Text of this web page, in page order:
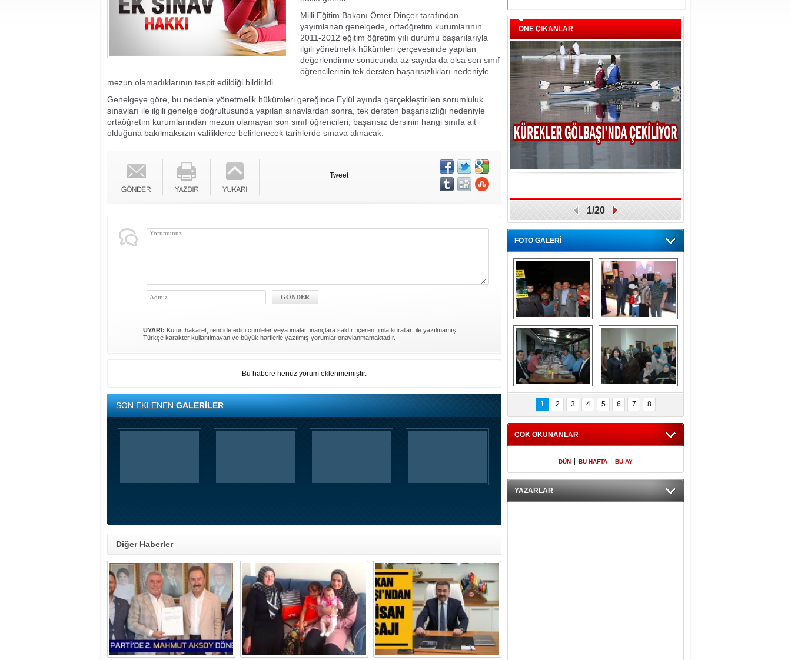
Milli Eğitim Bakanı Ömer Dinçer tarafından
yayımlanan genelgede, ortaöğretim kurumlarının
2011-2012 eğitim öğretim yılı durumu başarılarıyla
ilgili yönetmelik hükümleri çerçevesinde yapılan
değerlendirme sonucunda az sayıda da olsa son sınıf
öğrencilerinin tek dersten başarısızlıkları nedeniyle
mezun olamadıklarının tespit edildiği bildirildi.
Genelgeye göre, bu nedenle yönetmelik hükümleri gereğince Eylül ayında gerçekleştirilen sorumluluk
sınavları ile ilgili genelge doğrultusunda yapılan sınavlardan sonra, tek dersten başarısızlığı nedeniyle
ortaöğretim kurumlarından mezun olamayan son sınıf öğrencileri, başarısız dersinin hangi sınıfa ait
olduğuna bakılmaksızın valiliklerce belirlenecek tarihlerde sınava alınacak.
Tweet
UYARI: Küfür, hakaret, rencide edici cümleler veya imalar, inançlara saldırı içeren, imla kuralları ile yazılmamış,
Türkçe karakter kullanılmayan ve büyük harflerle yazılmış yorumlar onaylanmamaktadır.
Bu habere henüz yorum eklenmemiştir.
SON EKLENENGALERİLER
Diğer Haberler
ÖNE ÇIKANLAR
1/20
FOTO GALERİ
Gölbaşı GAZZE
İÇİN YÜRÜDÜ
Kaymakamlıktan
iftar yemeği
Kaymakamlıktan
iftar yemeği
NERGÜL
YILDIRIM SEÇİM
BÜROSUNU AÇTI
1 2 3 4 5 6 7 8
ÇOK OKUNANLAR
DÜN BU HAFTA BU AY
YAZARLAR